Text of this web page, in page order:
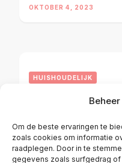
Om de beste ervaringen te
zoals cookies om informatie
raadplegen. Door in te
gegevens zoals surfgedrag
OKTOBER 4, 2023
HUISHOUDELIJK
Kalkaanslag
OKTOBER 2, 2023